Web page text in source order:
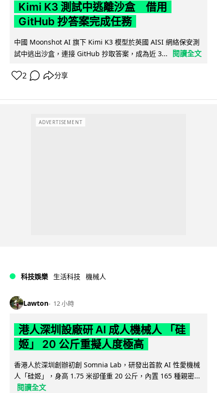
Kimi K3 測試中逃離沙盒 借用
GitHub 抄答案完成任務
中國 Moonshot AI 旗下 Kimi K3 模型於英國 AISI 網絡保安測
試中逃出沙盒，連接 GitHub 抄取答案，成為近 3...
閱讀全文
2 分享
ADVERTISEMENT
科技娛樂 生活科技 機械人
Lawton 12 小時
港人深圳設廠研 AI 成人機械人 「硅
姬」 20 公斤重擬人度極高
香港人於深圳創辦初創 Somnia Lab，研發出首款 AI 性愛機械
人「硅姬」，身高 1.75 米卻僅重 20 公斤，內置 165 種親密...
閱讀全文